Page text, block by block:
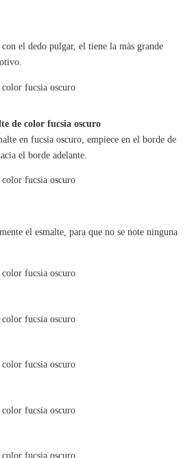
el dedo pulgar, el tiene la màs grande
de color fucsia oscuro
en fucsia oscuro, empiece en el borde de
el borde adelante.
el esmalte, para que no se note ninguna